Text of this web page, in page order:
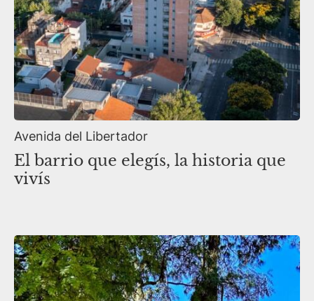
Avenida del Libertador
El barrio que elegís, la historia que
vivís